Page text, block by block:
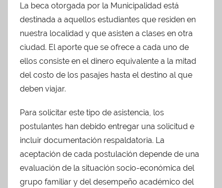
La beca otorgada por la Municipalidad está
destinada a aquellos estudiantes que residen en
nuestra localidad y que asisten a clases en otra
ciudad. El aporte que se ofrece a cada uno de
ellos consiste en el dinero equivalente a la mitad
del costo de los pasajes hasta el destino al que
deben viajar.
Para solicitar este tipo de asistencia, los
postulantes han debido entregar una solicitud e
incluir documentación respaldatoria. La
aceptación de cada postulación depende de una
evaluación de la situación socio-económica del
grupo familiar y del desempeño académico del